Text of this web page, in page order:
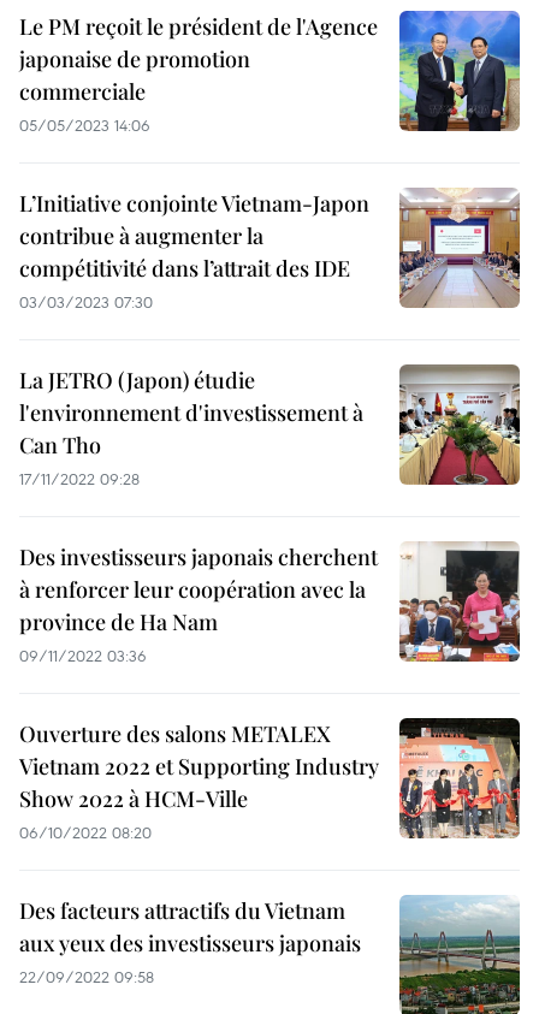
Le PM reçoit le président de l'Agence
japonaise de promotion
commerciale
05/05/2023 14:06
L’Initiative conjointe Vietnam-Japon
contribue à augmenter la
compétitivité dans l’attrait des IDE
03/03/2023 07:30
La JETRO (Japon) étudie
l'environnement d'investissement à
Can Tho
17/11/2022 09:28
Des investisseurs japonais cherchent
à renforcer leur coopération avec la
province de Ha Nam
09/11/2022 03:36
Ouverture des salons METALEX
Vietnam 2022 et Supporting Industry
Show 2022 à HCM-Ville
06/10/2022 08:20
Des facteurs attractifs du Vietnam
aux yeux des investisseurs japonais
22/09/2022 09:58